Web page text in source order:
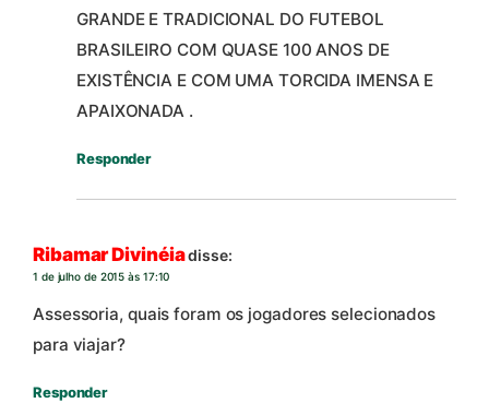
GRANDE E TRADICIONAL DO FUTEBOL
BRASILEIRO COM QUASE 100 ANOS DE
EXISTÊNCIA E COM UMA TORCIDA IMENSA E
APAIXONADA .
Responder
Ribamar Divinéiadisse:
1 de julho de 2015 às 17:10
Assessoria, quais foram os jogadores selecionados
para viajar?
Responder